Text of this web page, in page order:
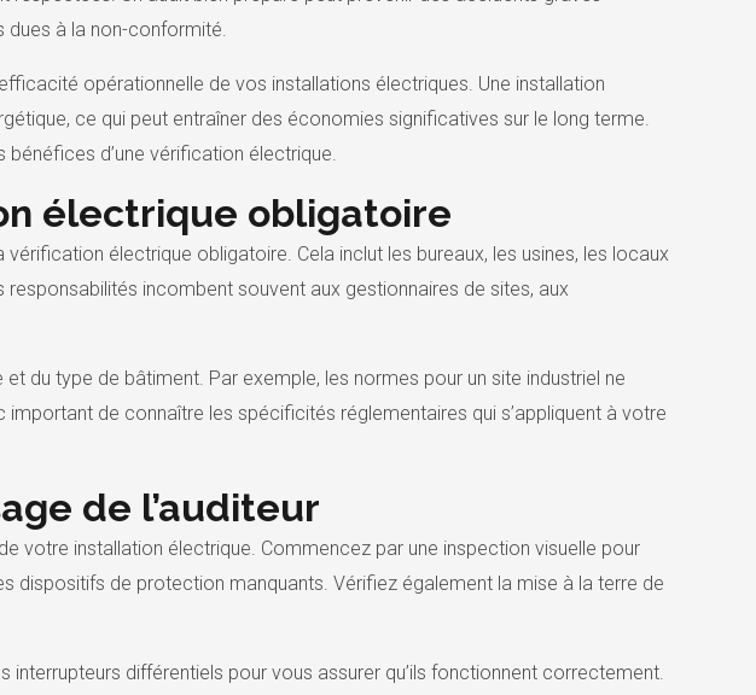
dues à la non-conformité.
opérationnelle de vos installations électriques. Une installation
ce qui peut entraîner des économies significatives sur le long terme.
bénéfices d’une vérification électrique.
électrique obligatoire
électrique obligatoire. Cela inclut les bureaux, les usines, les locaux
incombent souvent aux gestionnaires de sites, aux
du type de bâtiment. Par exemple, les normes pour un site industriel ne
de connaître les spécificités réglementaires qui s’appliquent à votre
de l’auditeur
votre installation électrique. Commencez par une inspection visuelle pour
de protection manquants. Vérifiez également la mise à la terre de
différentiels pour vous assurer qu’ils fonctionnent correctement.